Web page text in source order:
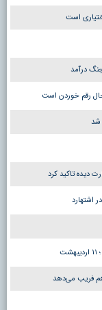
است
درآمد
حال رقم خوردن است
دیده تاکید کرد
هم فریب می‌دهد